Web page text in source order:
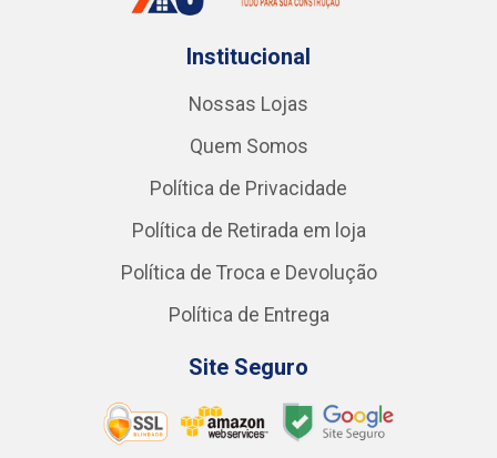
Institucional
Nossas Lojas
Quem Somos
Política de Privacidade
Política de Retirada em loja
Política de Troca e Devolução
Política de Entrega
Site Seguro